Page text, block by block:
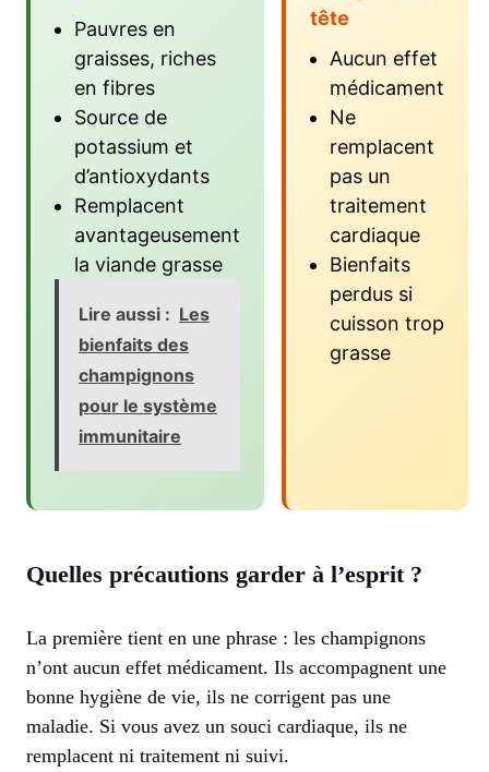
Pauvres en
graisses, riches
en fibres
Source de
potassium et
d’antioxydants
Remplacent
avantageusement
la viande grasse
Lire aussi : Les
bienfaits des
champignons
pour le système
immunitaire
tête
Aucun effet
médicament
Ne
remplacent
pas un
traitement
cardiaque
Bienfaits
perdus si
cuisson trop
grasse
Quelles précautions garder à l’esprit ?
La première tient en une phrase : les champignons
n’ont aucun effet médicament. Ils accompagnent une
bonne hygiène de vie, ils ne corrigent pas une
maladie. Si vous avez un souci cardiaque, ils ne
remplacent ni traitement ni suivi.